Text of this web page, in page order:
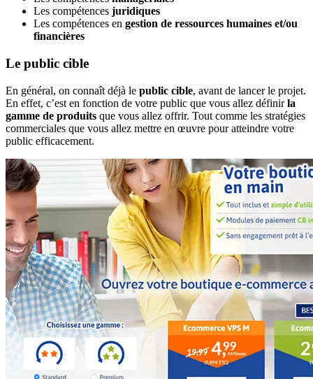
Les compétences juridiques
Les compétences en gestion de ressources humaines et/ou
financières
Le public cible
En général, on connaît déjà le public cible, avant de lancer le projet.
En effet, c’est en fonction de votre public que vous allez définirla
gamme de produits que vous allez offrir. Tout comme les stratégies
commerciales que vous allez mettre en œuvre pour atteindre votre
public efficacement.